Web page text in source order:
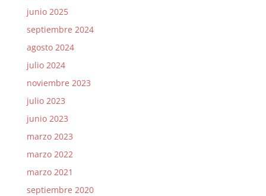
junio 2025
septiembre 2024
agosto 2024
julio 2024
noviembre 2023
julio 2023
junio 2023
marzo 2023
marzo 2022
marzo 2021
septiembre 2020